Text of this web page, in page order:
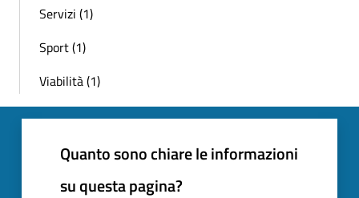
Servizi (1)
Sport (1)
Viabilità (1)
Quanto sono chiare le informazioni
su questa pagina?